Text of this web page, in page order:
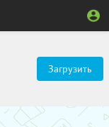
Загрузить